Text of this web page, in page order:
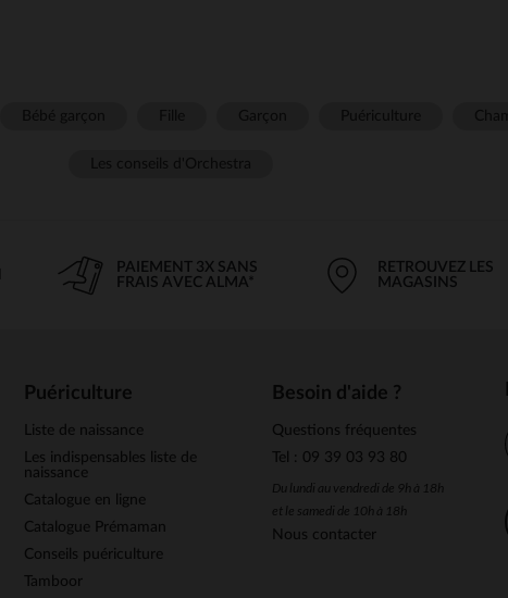
PAIEMENT 3X SANS
FRAIS AVEC ALMA*
RETROUVEZ LES
MAGASINS
Puériculture
Liste de naissance
Les indispensables liste de
naissance
Catalogue en ligne
Catalogue Prémaman
Conseils puériculture
Tamboor
Besoin d'aide ?
Questions fréquentes
Tel : 09 39 03 93 80
Du lundi au vendredi de 9h à 18h
et le samedi de 10h à 18h
Nous contacter